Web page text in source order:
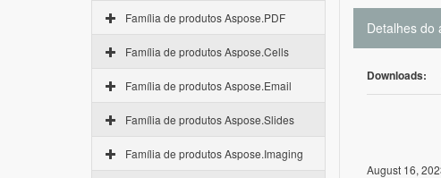
Família de produtos Aspose.PDF
Família de produtos Aspose.Cells
Família de produtos Aspose.Email
Família de produtos Aspose.Slides
Família de produtos Aspose.Imaging
Detalhes do
Downloads:
August 16,